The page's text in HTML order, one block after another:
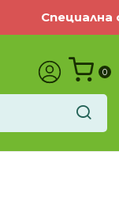
Специална
0